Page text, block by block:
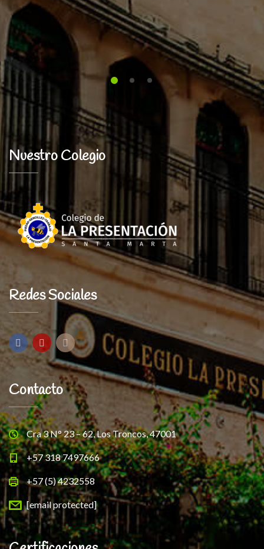
Nuestro Colegio
Redes Sociales
Contacto
Cra 3 N° 23 – 62, Los Troncos, 47001
+57 318 7497666
+57 (5) 4232558
[email protected]